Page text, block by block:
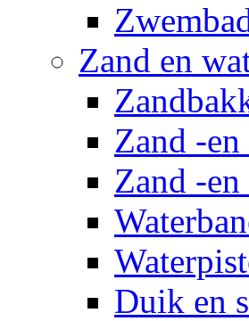
Zand en
Zand -en
Zand -
Duik en